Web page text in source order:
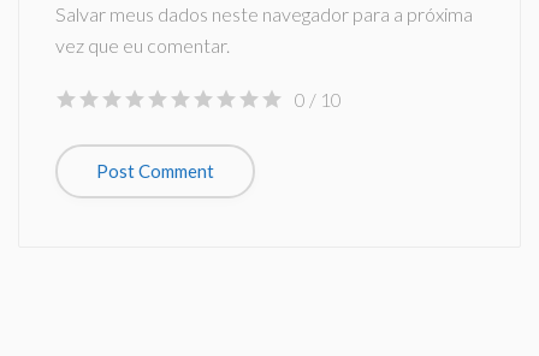
Salvar meus dados neste navegador para a próxima
vez que eu comentar.
0 / 10